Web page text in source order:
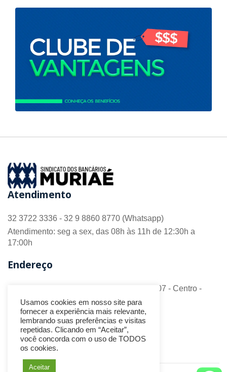
Atendimento
32 3722 3336 - 32 9 8860 8770 (Whatsapp)
Atendimento: seg a sex, das 08h às 11h de 12:30h a
17:00h
Endereço
R. Barão do Monte Alto nº 70 - Sala 306/307 - Centro -
CEP 36.880-018 - Muriaé/MG
Redes Sociais
Usamos cookies em nosso site para
fornecer a experiência mais relevante,
lembrando suas preferências e visitas
repetidas. Clicando em “Aceitar”,
você concorda com o uso de TODOS
os cookies.
Aceitar